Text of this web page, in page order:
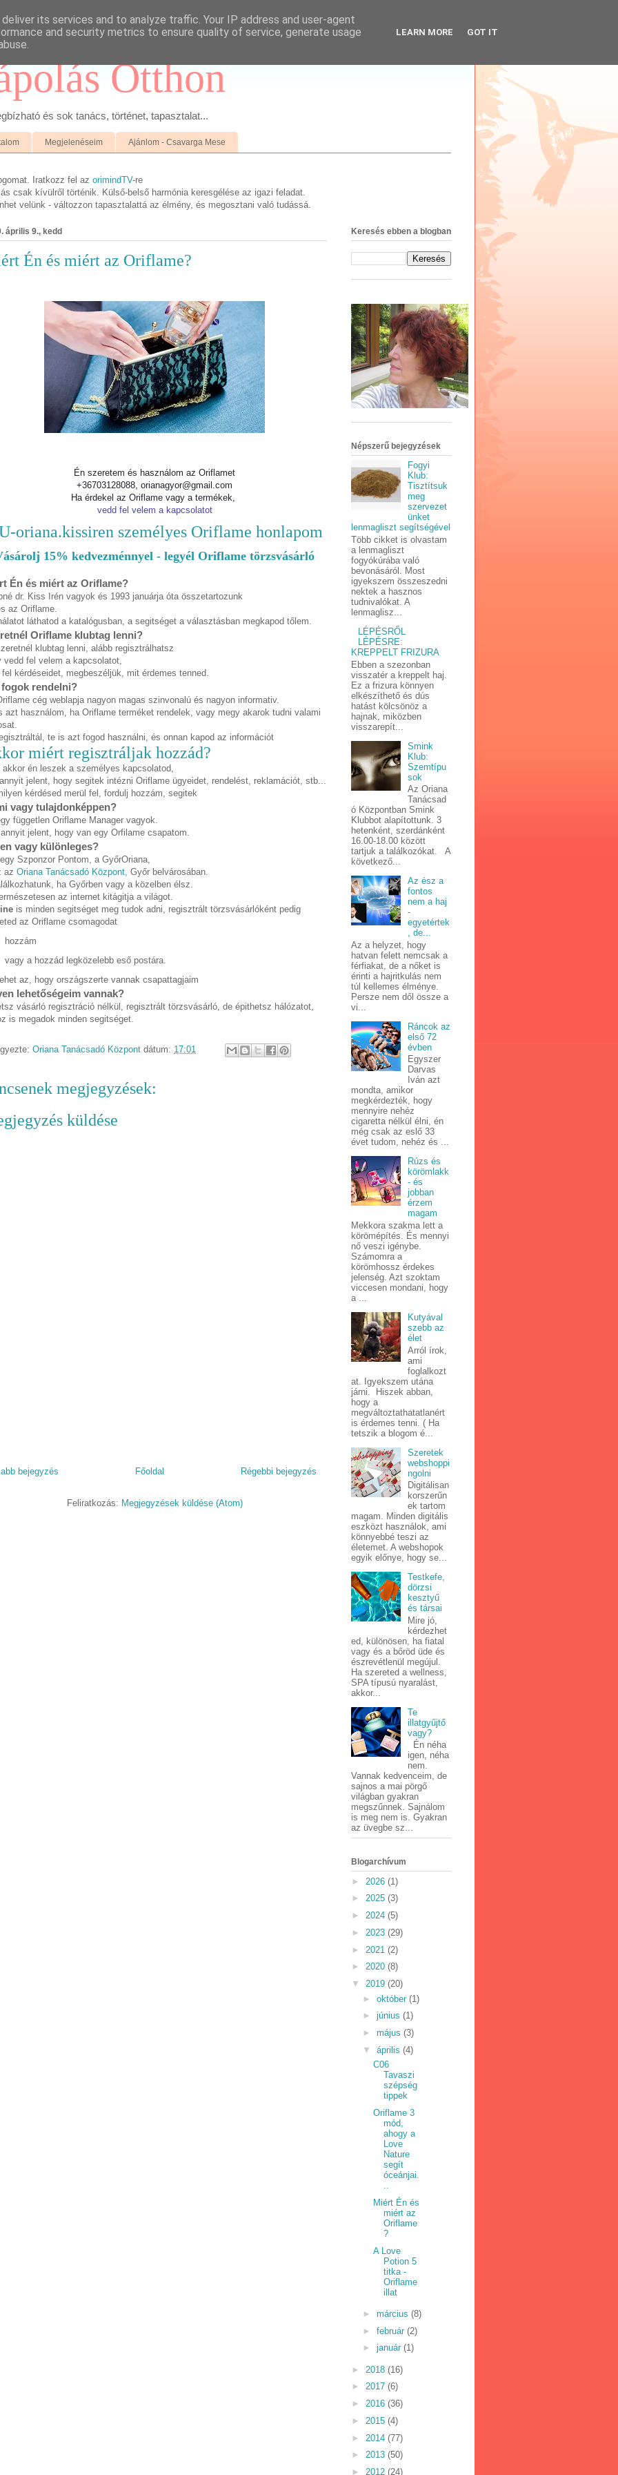
Otthon
és sok tanács, történet, tapasztalat...
Megjelenéseim Ajánlom - Csavarga Mese
Iratkozz fel az orimindTV-re
csak kívülről történik. Külső-belső harmónia keresgélése az igazi feladat.
velünk - változzon tapasztalattá az élmény, és megosztani való tudássá.
április 9., kedd
Én és miért az Oriflame?
Én szeretem és használom az Oriflamet
+36703128088, orianagyor@gmail.com
Ha érdekel az Oriflame vagy a termékek,
vedd fel velem a kapcsolatot
oriana.kissiren személyes Oriflame honlapom
15% kedvezménnyel - legyél Oriflame törzsvásárló
Én és miért az Oriflame?
dr. Kiss Irén vagyok és 1993 januárja óta összetartozunk
az Oriflame.
láthatod a katalógusban, a segitséget a választásban megkapod tőlem.
Oriflame klubtag lenni?
klubtag lenni, alább regisztrálhatsz
vedd fel velem a kapcsolatot,
fel kérdéseidet, megbeszéljük, mit érdemes tenned.
rendelni?
cég weblapja nagyon magas szinvonalú és nagyon informativ.
azt használom, ha Oriflame terméket rendelek, vagy megy akarok tudni valami
te is azt fogod használni, és onnan kapod az információt
miért regisztráljak hozzád?
akkor én leszek a személyes kapcsolatod,
jelent, hogy segitek intézni Oriflame ügyeidet, rendelést, reklamációt, stb...
kérdésed merül fel, fordulj hozzám, segitek
vagy tulajdonképpen?
független Oriflame Manager vagyok.
jelent, hogy van egy Orfilame csapatom.
vagy különleges?
Szponzor Pontom, a GyőrOriana,
az Oriana Tanácsadó Központ, Győr belvárosában.
ha Győrben vagy a közelben élsz.
az internet kitágitja a világot.
is minden segitséget meg tudok adni, regisztrált törzsvásárlóként pedig
az Oriflame csomagodat
hozzám
vagy a hozzád legközelebb eső postára.
az, hogy országszerte vannak csapattagjaim
lehetőségeim vannak?
vásárló regisztráció nélkül, regisztrált törzsvásárló, de épithetsz hálózatot,
is megadok minden segitséget.
Oriana Tanácsadó Központ dátum: 17:01
megjegyzések:
küldése
bejegyzés Régebbi bejegyzés
Főoldal
Feliratkozás: Megjegyzések küldése (Atom)
Keresés ebben a blogban
Népszerű bejegyzések
Fogyi
Klub:
Tisztítsuk
meg
szervezet
ünket
lenmagliszt segítségével
Több cikket is olvastam
a lenmagliszt
fogyókúrába való
bevonásáról. Most
igyekszem összeszedni
nektek a hasznos
tudnivalókat. A
lenmaglisz...
LÉPÉSRŐL
LÉPÉSRE:
KREPPELT FRIZURA
Ebben a szezonban
visszatér a kreppelt haj.
Ez a frizura könnyen
elkészíthető és dús
hatást kölcsönöz a
hajnak, miközben
visszarepít...
Smink
Klub:
Szemtípu
sok
Az Oriana
Tanácsad
ó Központban Smink
Klubbot alapítottunk. 3
hetenként, szerdánként
16.00-18.00 között
tartjuk a találkozókat. A
következő...
Az ész a
fontos
nem a haj
-
egyetértek
, de...
Az a helyzet, hogy
hatvan felett nemcsak a
férfiakat, de a nőket is
érinti a hajritkulás nem
túl kellemes élménye.
Persze nem dől össze a
vi...
Ráncok az
első 72
évben
Egyszer
Darvas
Iván azt
mondta, amikor
megkérdezték, hogy
mennyire nehéz
cigaretta nélkül élni, én
még csak az eslő 33
évet tudom, nehéz és ...
Rúzs és
körömlakk
- és
jobban
érzem
magam
Mekkora szakma lett a
körömépítés. És mennyi
nő veszi igénybe.
Számomra a
körömhossz érdekes
jelenség. Azt szoktam
viccesen mondani, hogy
a ...
Kutyával
szebb az
élet
Arról írok,
ami
foglalkozt
at. Igyekszem utána
járni. Hiszek abban,
hogy a
megváltoztathatatlanért
is érdemes tenni. ( Ha
tetszik a blogom é...
Szeretek
webshoppi
ngolni
Digitálisan
korszerűn
ek tartom
magam. Minden digitális
eszközt használok, ami
könnyebbé teszi az
életemet. A webshopok
egyik előnye, hogy se...
Testkefe,
dörzsi
kesztyű
és társai
Mire jó,
kérdezhet
ed, különösen, ha fiatal
vagy és a bőröd üde és
észrevétlenül megújul.
Ha szereted a wellness,
SPA típusú nyaralást,
akkor...
Te
illatgyűjtő
vagy?
Én néha
igen, néha
nem.
Vannak kedvenceim, de
sajnos a mai pörgő
világban gyakran
megszűnnek. Sajnálom
is meg nem is. Gyakran
az üvegbe sz...
Blogarchívum
► 2026 (1)
► 2025 (3)
► 2024 (5)
► 2023 (29)
► 2021 (2)
► 2020 (8)
▼ 2019 (20)
► október (1)
► június (1)
► május (3)
▼ április (4)
C06
Tavaszi
szépség
tippek
Oriflame 3
mód,
ahogy a
Love
Nature
segít
óceánjai.
..
Miért Én és
miért az
Oriflame
?
A Love
Potion 5
titka -
Oriflame
illat
► március (8)
► február (2)
► január (1)
► 2018 (16)
► 2017 (6)
► 2016 (36)
► 2015 (4)
► 2014 (77)
► 2013 (50)
► 2012 (24)
its services and to analyze traffic. Your IP address and user-agent
and security metrics to ensure quality of service, generate usage
LEARN MORE GOT IT